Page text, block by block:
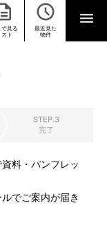
で見る
スト
最近見た
物件
STEP.3
完了
料・パンフレッ
でご案内が届き